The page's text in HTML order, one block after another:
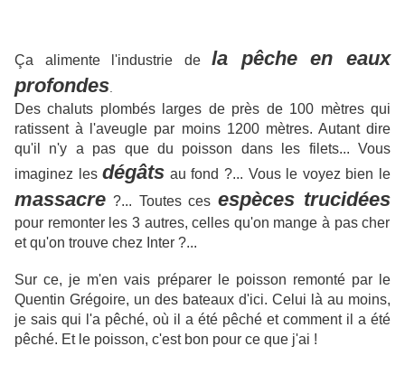
Ça alimente l'industrie de
la pêche en eaux
profondes
Des chaluts plombés larges de près de 100 mètres qui
ratissent à l'aveugle par moins 1200 mètres. Autant dire
qu'il n'y a pas que du poisson dans les filets... Vous
imaginez lesdégâts au fond ?... Vous le voyez bien le
massacre ?... Toutes ces espèces trucidées
pour remonter les 3 autres, celles qu'on mange à pas cher
et qu'on trouve chez Inter ?...
Sur ce, je m'en vais préparer le poisson remonté par le
Quentin Grégoire, un des bateaux d'ici. Celui là au moins,
je sais qui l'a pêché, où il a été pêché et comment il a été
pêché. Et le poisson, c'est bon pour ce que j'ai !